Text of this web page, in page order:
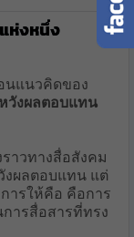
ห่งหนึ่ง
นแนวคิดของ
วังผลตอบแทน
ราวทางสื่อสังคม
งผลตอบแทน แต่
ารให้คือ คือการ
ารสื่อสารที่ทรง